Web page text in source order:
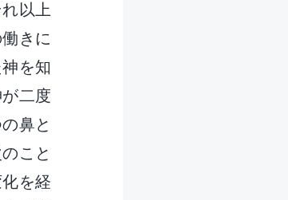
以上
きに
を知
二度
鼻と
こと
を経